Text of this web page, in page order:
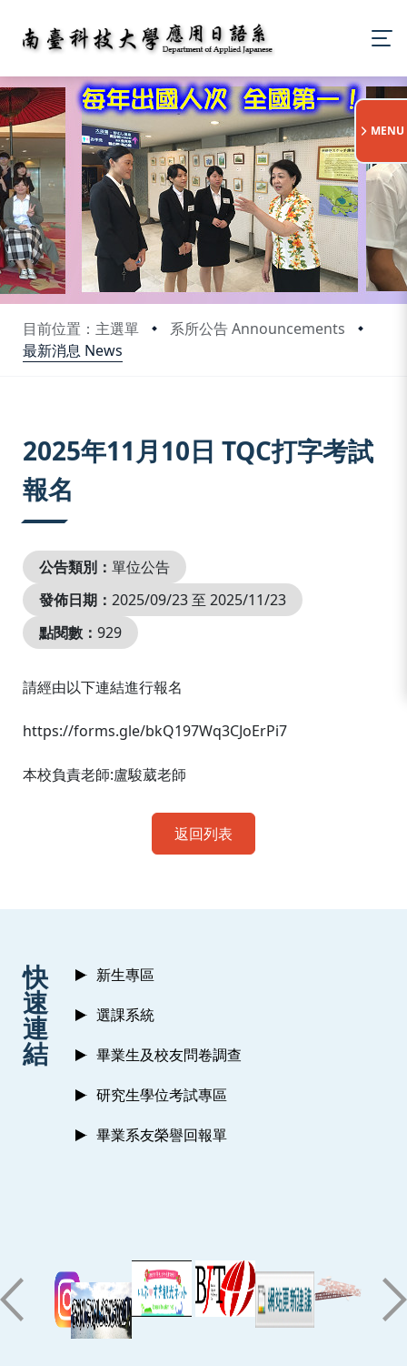
目前位置：主選單
系所公告 Announcements
最新消息 News
:::
MENU
2025年11月10日 TQC打字考試
報名
公告類別： 單位公告
發佈日期： 2025/09/23 至 2025/11/23
點閱數： 929
請經由以下連結進行報名
https://forms.gle/bkQ197Wq3CJoErPi7
本校負責老師:盧駿葳老師
返回列表
快
速
連
結
新生專區
選課系統
畢業生及校友問卷調查
研究生學位考試專區
畢業系友榮譽回報單